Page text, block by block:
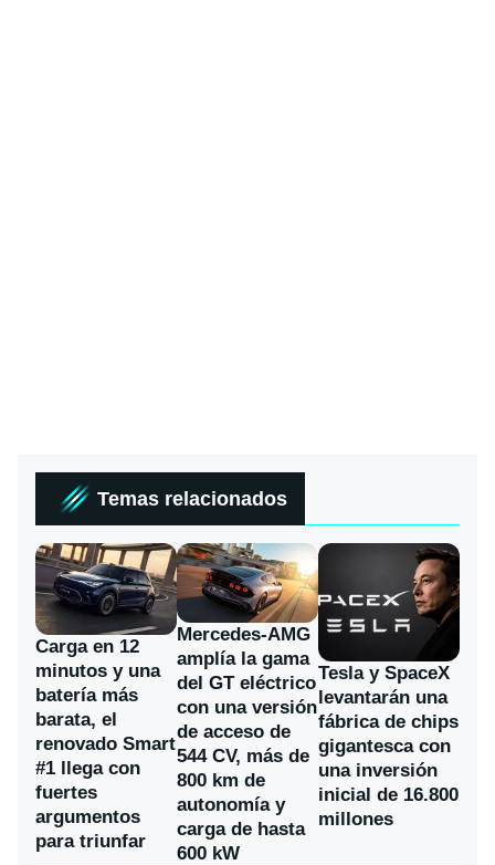
Temas relacionados
Carga en 12
minutos y una
batería más
barata, el
renovado Smart
#1 llega con
fuertes
argumentos
para triunfar
Mercedes-AMG
amplía la gama
del GT eléctrico
con una versión
de acceso de
544 CV, más de
800 km de
autonomía y
carga de hasta
600 kW
Tesla y SpaceX
levantarán una
fábrica de chips
gigantesca con
una inversión
inicial de 16.800
millones